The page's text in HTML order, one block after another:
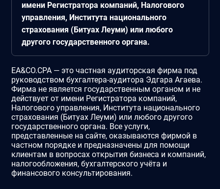
имени Регистратора компаний, Налогового
управления, Института национального
страхования (Битуах Леуми) или любого
другого государственного органа.
EA&CO.CPA — это частная аудиторская фирма под
руководством бухгалтера-аудитора Эдгара Агаева.
Фирма не является государственным органом и не
действует от имени Регистратора компаний,
Налогового управления, Института национального
страхования (Битуах Леуми) или любого другого
государственного органа. Все услуги,
представленные на сайте, оказываются фирмой в
частном порядке и предназначены для помощи
клиентам в вопросах открытия бизнеса и компаний,
налогообложения, бухгалтерского учёта и
финансового консультирования.